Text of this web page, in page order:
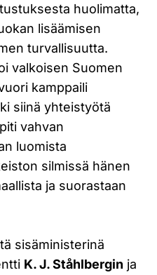
huolimatta,
lisäämisen
turvallisuutta.
valkoisen Suomen
kamppaili
siinä yhteistyötä
vahvan
luomista
silmissä hänen
ja suorastaan
sisäministerinä
K. J. Ståhlbergin ja